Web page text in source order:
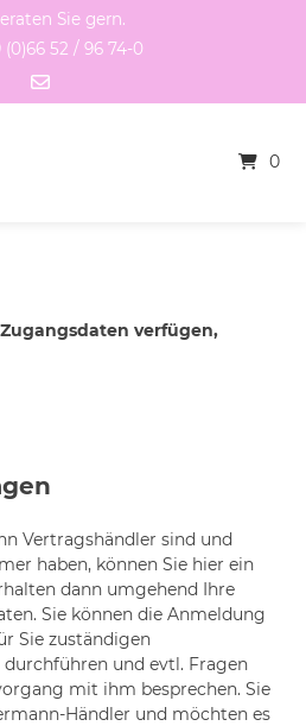
Sie gern.
(0)66 52 / 96 74-0
0
verfügen,
Vertragshändler sind und
haben, können Sie hier ein
dann umgehend Ihre
Sie können die Anmeldung
Sie zuständigen
und evtl. Fragen
mit ihm besprechen. Sie
Händler und möchten es